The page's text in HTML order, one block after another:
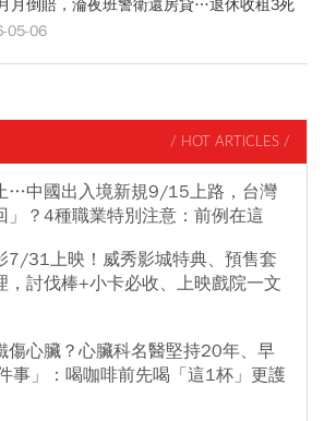
月倒賠，淪夜班警衛還房貸…退休收租3死
05-06
/ HOT ARTICLES /
…中國出入境新規9/15上路，台灣
」？4種職業特別注意：前例在這
7/31上映！威秀影城特典、預售套
討伐棒+小卡必收、上映戲院一文
傷心臟？心臟科名醫堅持20年、早
事」：喝咖啡前先喝「這1杯」更護